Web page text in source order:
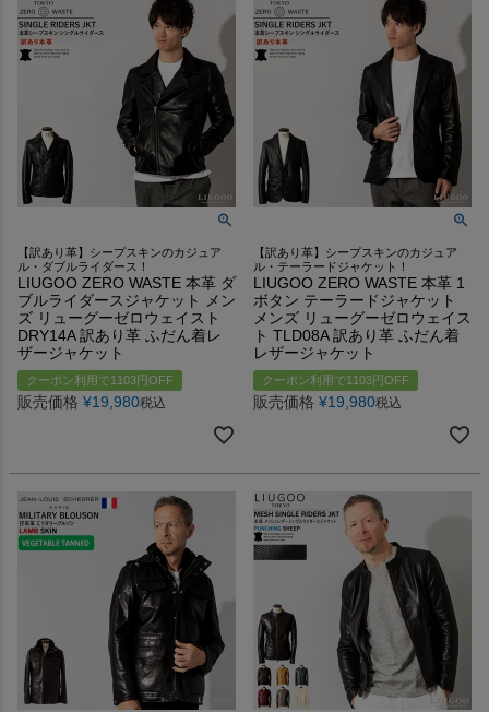
【訳あり革】シープスキンのカジュア
ル・ダブルライダース！
LIUGOO ZERO WASTE 本革 ダ
ブルライダースジャケット メン
ズ リューグーゼロウェイスト
DRY14A 訳あり革 ふだん着レ
ザージャケット
クーポン利用で1103円OFF
販売価格 ¥19,980税込
【訳あり革】シープスキンのカジュア
ル・テーラードジャケット！
LIUGOO ZERO WASTE 本革 1
ボタン テーラードジャケット
メンズ リューグーゼロウェイス
ト TLD08A 訳あり革 ふだん着
レザージャケット
クーポン利用で1103円OFF
販売価格 ¥19,980税込